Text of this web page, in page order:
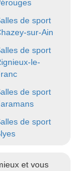
de sport
sur-Ain
de sport
le-
de sport
de sport
et vous